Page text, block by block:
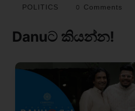
POLITICS 0 Comments